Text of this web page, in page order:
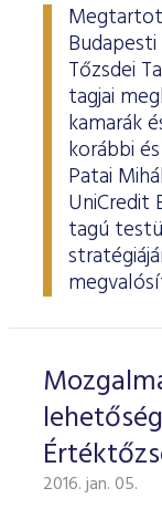
Tőzsdei
tagjai
kamarák
korábbi
Patai
UniCredit
tagú
2016. jan. 05.